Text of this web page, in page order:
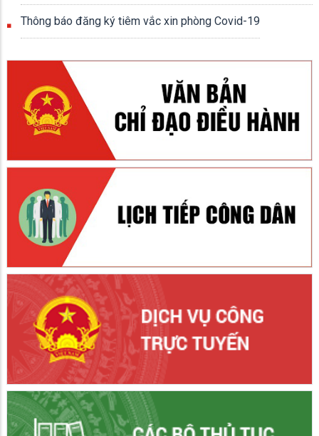
Thông báo đăng ký tiêm vắc xin phòng Covid-19